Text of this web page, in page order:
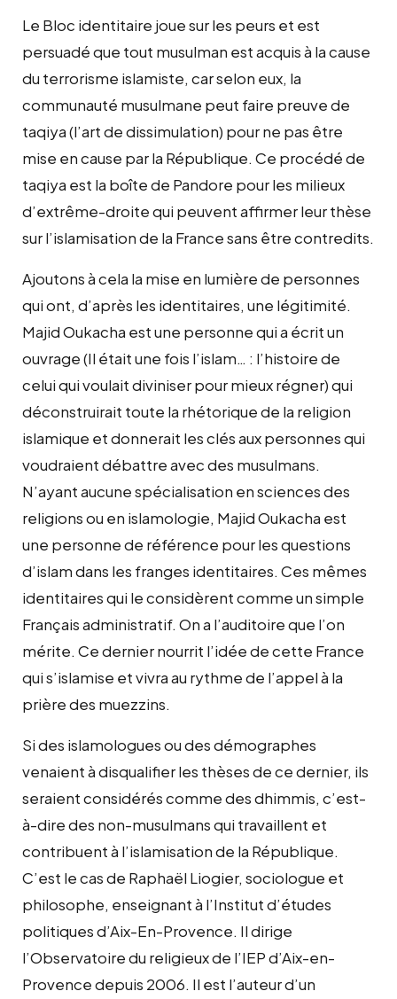
Le Bloc identitaire joue sur les peurs et est
persuadé que tout musulman est acquis à la cause
du terrorisme islamiste, car selon eux, la
communauté musulmane peut faire preuve de
taqiya (l’art de dissimulation) pour ne pas être
mise en cause par la République. Ce procédé de
taqiya est la boîte de Pandore pour les milieux
d’extrême-droite qui peuvent affirmer leur thèse
sur l’islamisation de la France sans être contredits.
Ajoutons à cela la mise en lumière de personnes
qui ont, d’après les identitaires, une légitimité.
Majid Oukacha est une personne qui a écrit un
ouvrage (Il était une fois l’islam… : l’histoire de
celui qui voulait diviniser pour mieux régner) qui
déconstruirait toute la rhétorique de la religion
islamique et donnerait les clés aux personnes qui
voudraient débattre avec des musulmans.
N’ayant aucune spécialisation en sciences des
religions ou en islamologie, Majid Oukacha est
une personne de référence pour les questions
d’islam dans les franges identitaires. Ces mêmes
identitaires qui le considèrent comme un simple
Français administratif. On a l’auditoire que l’on
mérite. Ce dernier nourrit l’idée de cette France
qui s’islamise et vivra au rythme de l’appel à la
prière des muezzins.
Si des islamologues ou des démographes
venaient à disqualifier les thèses de ce dernier, ils
seraient considérés comme des dhimmis, c’est-
à-dire des non-musulmans qui travaillent et
contribuent à l’islamisation de la République.
C’est le cas de Raphaël Liogier, sociologue et
philosophe, enseignant à l’Institut d’études
politiques d’Aix-En-Provence. Il dirige
l’Observatoire du religieux de l’IEP d’Aix-en-
Provence depuis 2006. Il est l’auteur d’un